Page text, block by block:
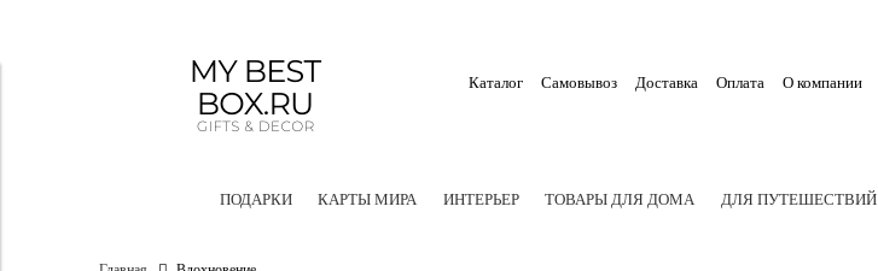
Каталог Самовывоз Доставка Оплата О компании
ПОДАРКИ КАРТЫ МИРА ИНТЕРЬЕР ТОВАРЫ ДЛЯ ДОМА ДЛЯ ПУТЕШЕСТВИЙ